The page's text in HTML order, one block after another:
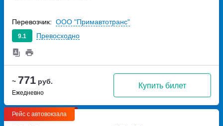
~ 771 руб.
Ежедневно
Купить билет
9.1 Превосходно
Перевозчик: ООО "Примавтотранс"
Рейс с автовокзала